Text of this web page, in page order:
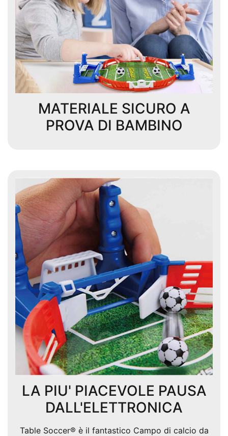
MATERIALE SICURO A
PROVA DI BAMBINO
LA PIU' PIACEVOLE PAUSA
DALL'ELETTRONICA
Table Soccer® è il fantastico Campo di calcio da